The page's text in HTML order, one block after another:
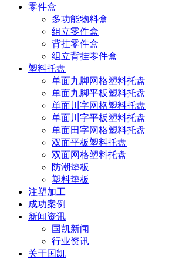
零件盒
多功能物料盒
组立零件盒
背挂零件盒
组立背挂零件盒
塑料托盘
单面九脚网格塑料托盘
单面九脚平板塑料托盘
单面川字网格塑料托盘
单面川字平板塑料托盘
单面田字网格塑料托盘
双面平板塑料托盘
双面网格塑料托盘
防潮垫板
塑料垫板
注塑加工
成功案例
新闻资讯
国凯新闻
行业资讯
关于国凯